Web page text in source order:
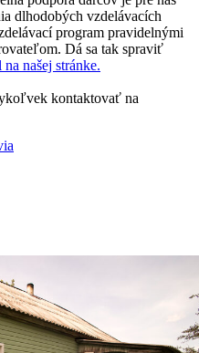
dlhodobých vzdelávacích
program pravidelnými
Dá sa tak spraviť
našej stránke.
kontaktovať na